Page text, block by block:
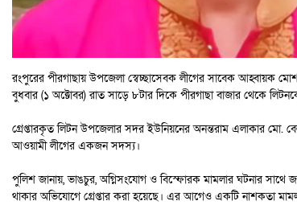
রংপুরের পীরগাছায় উপজেলা স্বেচ্ছাসেবক লীগের সাবেক আহ্বায়ক
বুধবার (১ অক্টোবর) রাত সাড়ে ৮টার দিকে পীরগাছা বাজার থেকে
গ্রেপ্তারকৃত লিটন উপজেলার সদর ইউনিয়নের অনন্তরাম এলাকার মো.
আওয়ামী লীগের একজন সদস্য।
পুলিশ জানায়, ভাঙচুর, অগ্নিসংযোগ ও বিস্ফোরক মামলার ঘটনার সাথে
থাকার অভিযোগে গ্রেপ্তার করা হয়েছে। এর আগেও একটি নাশকতা